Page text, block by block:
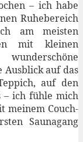
– ich habe
Ruhebereich
am meisten
mit kleinen
auf das
auf den
– ich fühle mich
meinem Couch-
Saunagang